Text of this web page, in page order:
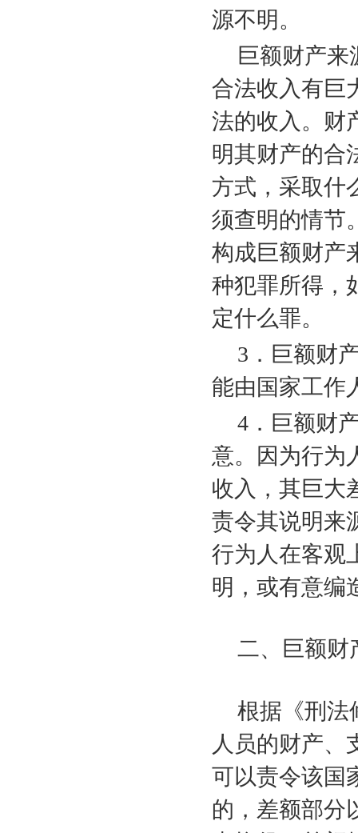
源不明。
巨额财产
合法收入有巨
法的收入。财
明其财产的合
方式，采取什
须查明的情节
构成巨额财产
种犯罪所得，
定什么罪。
3 ．巨额财
能由国家工作
4 ．巨额财
意。因为行为
收入，其巨大
责令其说明来
行为人在客观
明，或有意编
二、巨额财
根据《刑法
人员的财产、
可以责令该国
的，差额部分